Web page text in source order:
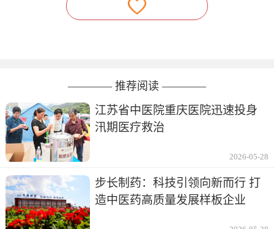
———— 推荐阅读 ————
江苏省中医院重庆医院迅速投身
汛期医疗救治
2026-05-28
步长制药：科技引领向新而行 打
造中医药高质量发展样板企业